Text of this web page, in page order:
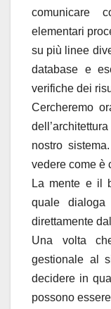
comunicare
elementari
su più linee
database e
verifiche dei
Cercheremo
nostro
vedere come è
La mente e il
quale dialoga
direttamente
Una volta
gestionale al
decidere in
possono